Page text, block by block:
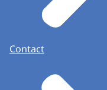
Contact